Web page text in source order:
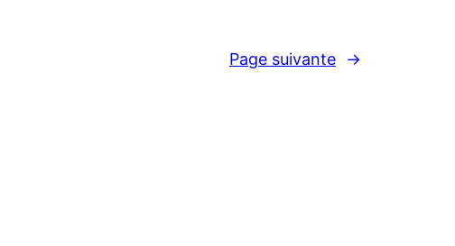
Page suivante →